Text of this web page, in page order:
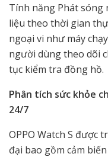
Tính năng Phát
liệu theo thời gian
ngoại vi như máy
người dùng theo dõi
tục kiểm tra đồng hồ.
Phân tích sức khỏe
24/7
OPPO Watch S được
đại bao gồm cảm